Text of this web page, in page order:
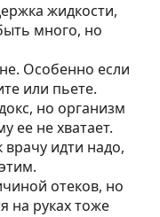
жидкости,
много, но
Особенно если
или пьете.
но организм
ее не хватает.
идти надо,
отеков, но
на руках тоже